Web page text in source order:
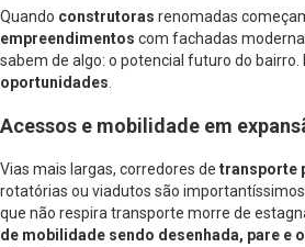
Quando construtoras renomadas
empreendimentos com fachadas
sabem de algo: o potencial futuro do bairro.
oportunidades
Acessos e mobilidade em
Vias mais largas, corredores de transporte
rotatórias ou viadutos são
que não respira transporte morre de
de mobilidade sendo desenhada, pare e